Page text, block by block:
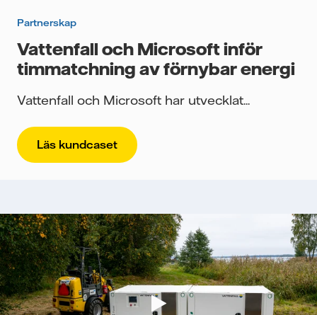
Partnerskap
Vattenfall och Microsoft inför
timmatchning av förnybar energi
Vattenfall och Microsoft har utvecklat...
Läs kundcaset